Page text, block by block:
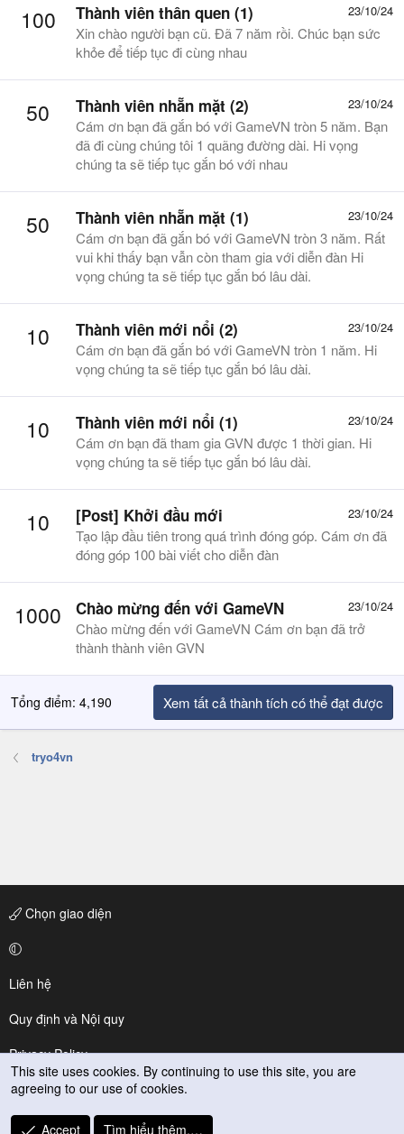
100 23/10/24
Thành viên thân quen (1)
Xin chào người bạn cũ. Đã 7 năm rồi. Chúc bạn sức
khỏe để tiếp tục đi cùng nhau
50 23/10/24
Thành viên nhẵn mặt (2)
Cám ơn bạn đã gắn bó với GameVN tròn 5 năm. Bạn
đã đi cùng chúng tôi 1 quãng đường dài. Hi vọng
chúng ta sẽ tiếp tục gắn bó với nhau
50 23/10/24
Thành viên nhẵn mặt (1)
Cám ơn bạn đã gắn bó với GameVN tròn 3 năm. Rất
vui khi thấy bạn vẫn còn tham gia với diễn đàn Hi
vọng chúng ta sẽ tiếp tục gắn bó lâu dài.
10 23/10/24
Thành viên mới nổi (2)
Cám ơn bạn đã gắn bó với GameVN tròn 1 năm. Hi
vọng chúng ta sẽ tiếp tục gắn bó lâu dài.
10 23/10/24
Thành viên mới nổi (1)
Cám ơn bạn đã tham gia GVN được 1 thời gian. Hi
vọng chúng ta sẽ tiếp tục gắn bó lâu dài.
10 23/10/24
[Post] Khởi đầu mới
Tạo lập đầu tiên trong quá trình đóng góp. Cám ơn đã
đóng góp 100 bài viết cho diễn đàn
1000 23/10/24
Chào mừng đến với GameVN
Chào mừng đến với GameVN Cám ơn bạn đã trở
thành thành viên GVN
Tổng điểm: 4,190 Xem tất cả thành tích có thể đạt được
tryo4vn
Chọn giao diện
Liên hệ
Quy định và Nội quy
Privacy Policy
Trợ giúp
R
This site uses cookies. By continuing to use this site, you are
agreeing to our use of cookies.
Accept Tìm hiểu thêm.…